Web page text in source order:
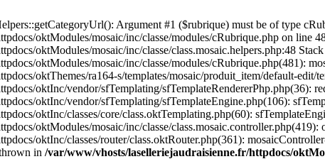
Argument #1 ($rubrique) must be of type
oktModules/mosaic/inc/classe/modules/cRubrique.php on line
oktModules/mosaic/inc/classe/class.mosaic.helpers.php:48
oktModules/mosaic/inc/classe/modules/cRubrique.php(481):
oktThemes/ra164-s/templates/mosaic/produit_item/default-edit/
oktInc/vendor/sfTemplating/sfTemplateRendererPhp.php(36):
oktInc/vendor/sfTemplating/sfTemplateEngine.php(106):
oktInc/classes/core/class.oktTemplating.php(60):
oktModules/mosaic/inc/classe/class.mosaic.controller.php(419):
oktInc/classes/router/class.oktRouter.php(361):
in /var/www/vhosts/laselleriejaudraisienne.fr/httpdocs/